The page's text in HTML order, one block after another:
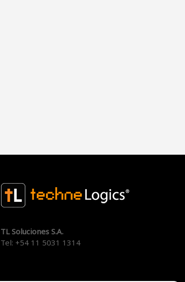
TL Soluciones S.A.
Tel: +54 11 5031 1314